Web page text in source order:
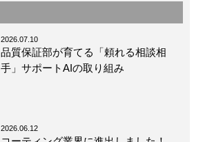
2026.07.10
品質保証部が育てる「頼れる相談相
手」サポートAIの取り組み
2026.06.12